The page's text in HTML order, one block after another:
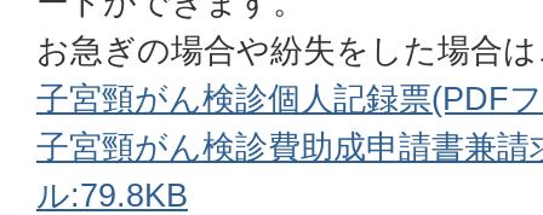
お急ぎの場合や紛失をした場合
子宮頸がん検診個人記録票(PDF
子宮頸がん検診費助成申請書兼
ル:79.8KB